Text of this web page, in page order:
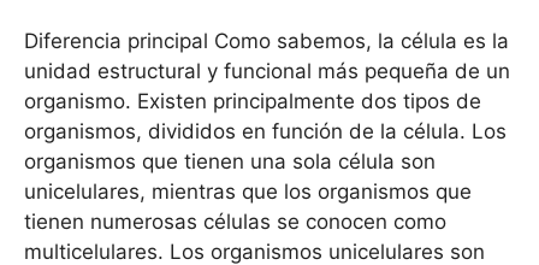
Diferencia principal Como sabemos, la célula es la
unidad estructural y funcional más pequeña de un
organismo. Existen principalmente dos tipos de
organismos, divididos en función de la célula. Los
organismos que tienen una sola célula son
unicelulares, mientras que los organismos que
tienen numerosas células se conocen como
multicelulares. Los organismos unicelulares son